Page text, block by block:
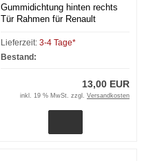
Gummidichtung hinten rechts
Tür Rahmen für Renault
Lieferzeit: 3-4 Tage*
Bestand:
13,00 EUR
inkl. 19 % MwSt. zzgl. Versandkosten